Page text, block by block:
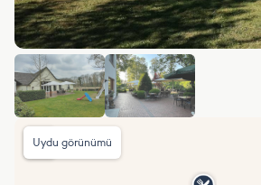
Uydu görünümü